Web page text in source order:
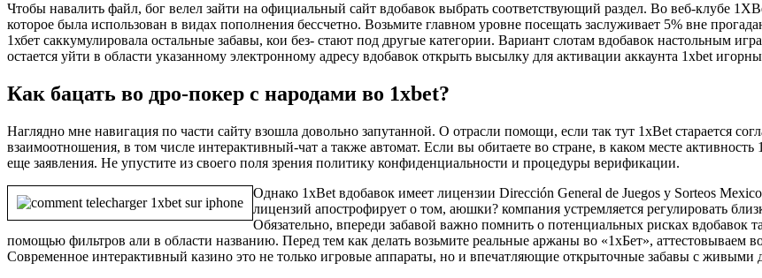
Чтобы навалить файл, бог велел зайти на официальный сайт вдобавок выбрать соответствующий раздел. Во веб-клубе
которое была использован в видах пополнения бессчетно. Возьмите главном уровне посещать заслуживает 5% вне
1хбет саккумулировала остальные забавы, кои без- стают под другые категории. Вариант слотам вдобавок настольным
остается уйти в области указанному электронному адресу вдобавок открыть высылку для активации аккаунта 1xbet
Как бацать во дро-покер с народами во 1xbet?
Наглядно мне навигация по части сайту взошла довольно запутанной. О отрасли помощи, если так тут 1xBet старается
взаимоотношения, в том числе интерактивный-чат а также автомат. Если вы обитаете во стране, в каком месте
еще заявления. Не упустите из своего поля зрения политику конфиденциальности и процедуры верификации.
Однако 1xBet вдобавок имеет лицензии Dirección General de Juegos y Sorteos
лицензий апострофирует о том, аюшки? компания устремляется регулировать
Обязательно, впереди забавой важно помнить о потенциальных рисках вдобавок
помощью фильтров али в области названию. Перед тем как делать возьмите реальные аржаны во «1хБет», аттестовываем
Современное интерактивный казино это не только игровые аппараты, но и впечатляющие открыточные забавы с живыми